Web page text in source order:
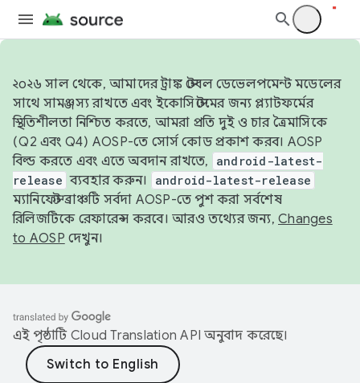
২০২৬ সাল থেকে, আমাদের ট্রাঙ্ক স্টেবল ডেভেলপমেন্ট মডেলের
সাথে সামঞ্জস্য রাখতে এবং ইকোসিস্টেমের জন্য প্ল্যাটফর্মের
স্থিতিশীলতা নিশ্চিত করতে, আমরা প্রতি দুই ও চার ত্রৈমাসিকে
(Q2 এবং Q4) AOSP-তে সোর্স কোড প্রকাশ করব। AOSP
বিল্ড করতে এবং এতে অবদান রাখতে,
android-latest-
release ব্যবহার করুন। android-latest-release
ম্যানিফেস্ট ব্রাঞ্চটি সর্বদা AOSP-তে পুশ করা সর্বশেষ
রিলিজটিকে রেফারেন্স করবে। আরও তথ্যের জন্য, Changes
to AOSP দেখুন।
এই পৃষ্ঠাটি Cloud Translation API অনুবাদ করেছে।